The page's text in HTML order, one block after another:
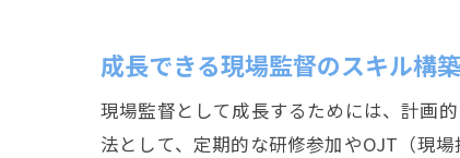
成長できる現場監督のスキル構
現場監督として成長するためには、計画
法として、定期的な研修参加やOJT（現